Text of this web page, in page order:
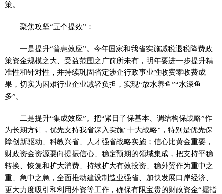
策。
聚焦攻坚“五个提效”：
一是提升“普惠效应”。今年国家和我省实施减税退税降费政
策资金规模之大、受益范围之广前所未有，明年要进一步提升精
准性和针对性，并持续巩固省定涉企行政事业性收费零收费成
果，切实为困难行业企业减轻负担，实现“放水养鱼”“水深鱼
多”。
二是提升“集成效应”。把“紧日子保基本、调结构保战略”作
为长期方针，优先支持我省深入实施“十大战略”，特别是优先保
障创新驱动、科教兴省、人才强省战略实施；信心比黄金重要，
财政资金资源要向提振信心、稳定预期的领域集成，把支持平稳
转换、恢复和扩大消费、持续扩大有效投资、稳外贸作为重中之
重、急中之急，全面推动建设制造业强省、加快发展口岸经济、
更大力度吸引和利用外资等工作，确保有限宝贵的财政资金“握指